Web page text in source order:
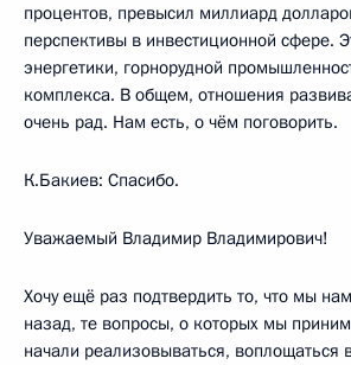
процентов, превысил миллиард
перспективы в инвестиционной сфере.
энергетики, горнорудной
комплекса. В общем, отношения
очень рад. Нам есть, о чём поговорить.
К.Бакиев: Спасибо.
Уважаемый Владимир Владимирович!
Хочу ещё раз подтвердить то, что мы
назад, те вопросы, о которых мы
начали реализовываться, воплощаться